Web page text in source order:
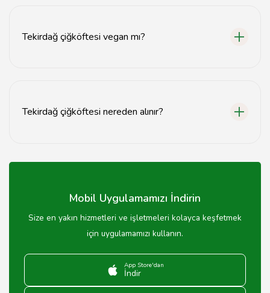
Tekirdağ çiğköftesi vegan mı?
Tekirdağ çiğköftesi nereden alınır?
siparişle temin edilebilir.
Mobil Uygulamamızı İndirin
Size en yakın hizmetleri ve işletmeleri kolayca keşfetmek
için uygulamamızı kullanın.
App Store'dan
İndir